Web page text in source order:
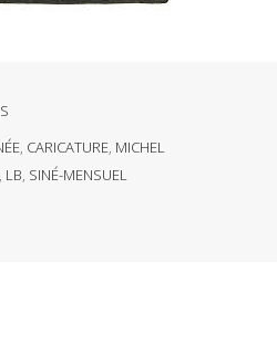
, CARICATURE, MICHEL
LB, SINÉ-MENSUEL